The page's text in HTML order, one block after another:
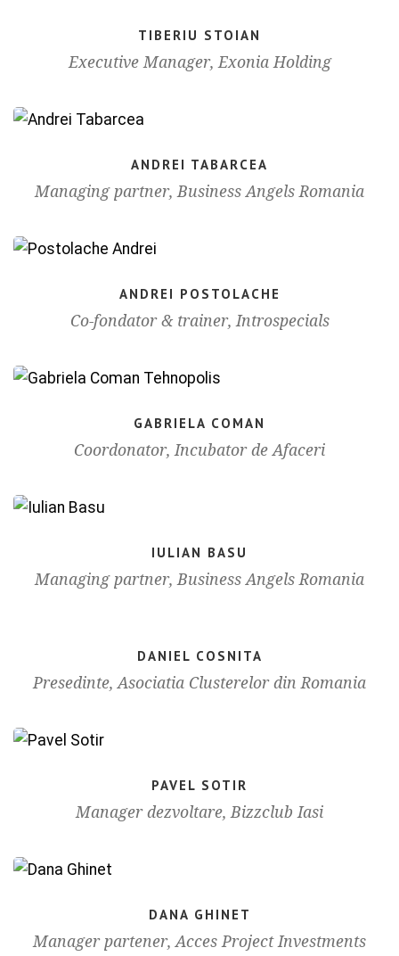
TIBERIU STOIAN
Executive Manager, Exonia Holding
ANDREI TABARCEA
Managing partner, Business Angels Romania
ANDREI POSTOLACHE
Co-fondator & trainer, Introspecials
GABRIELA COMAN
Coordonator, Incubator de Afaceri
IULIAN BASU
Managing partner, Business Angels Romania
DANIEL COSNITA
Presedinte, Asociatia Clusterelor din Romania
PAVEL SOTIR
Manager dezvoltare, Bizzclub Iasi
DANA GHINET
Manager partener, Acces Project Investments